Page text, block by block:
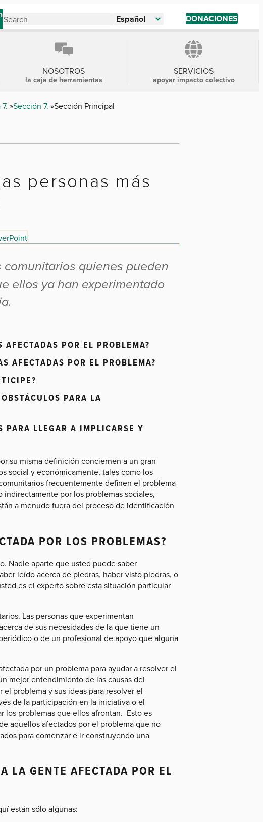
Español DONACIONES
NOSOTROS
la caja de herramientas
SERVICIOS
apoyar impacto colectivo
Sección 7. Sección Principal
personas más
quienes pueden
ellos ya han experimentado
POR EL PROBLEMA?
AFECTADAS POR EL PROBLEMA?
PARA LA
PARA LLEGAR A IMPLICARSE Y
su misma definición conciernen a un gran
social y económicamente, tales como los
frecuentemente definen el problema
por los problemas sociales,
a menudo fuera del proceso de identificación
POR LOS PROBLEMAS?
Nadie aparte que usted puede saber
leído acerca de piedras, haber visto piedras, o
es el experto sobre esta situación particular
Las personas que experimentan
de sus necesidades de la que tiene un
o de un profesional de apoyo que alguna
por un problema para ayudar a resolver el
mejor entendimiento de las causas del
problema y sus ideas para resolver el
de la participación en la iniciativa o el
los problemas que ellos afrontan. Esto es
aquellos afectados por el problema que no
para comenzar e ir construyendo una
LA GENTE AFECTADA POR EL
están sólo algunas: